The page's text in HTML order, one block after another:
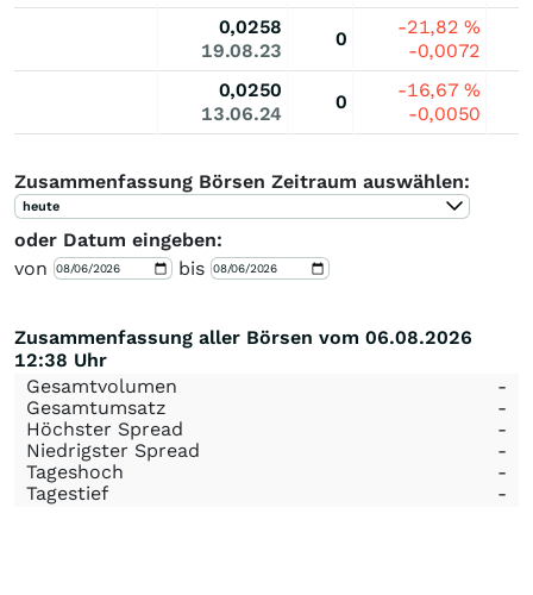
0,0258
19.08.23
0
-21,82%
-0,0072
0,0250
13.06.24
0
-16,67%
-0,0050
Zusammenfassung Börsen Zeitraum auswählen:
heute
oder Datum eingeben:
von
bis
Zusammenfassung aller Börsen vom 06.08.2026
12:38 Uhr
Gesamtvolumen
-
Gesamtumsatz
-
Höchster Spread
-
Niedrigster Spread
-
Tageshoch
-
Tagestief
-